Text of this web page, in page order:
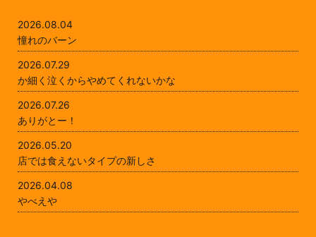
2026.08.04
憧れのバーン
2026.07.29
か細く泣くからやめてくれないかな
2026.07.26
ありがとー！
2026.05.20
店では食えないタイプの新しさ
2026.04.08
やべえや